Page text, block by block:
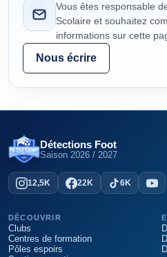
Vous êtes responsable
Scolaire et souhaitez
informations sur cette
Nous écrire
Détections Foot
Saison 2026 / 2027
12,5K 22K 6K
DÉCOUVRIR
Clubs
Centres de formation
Pôles espoirs